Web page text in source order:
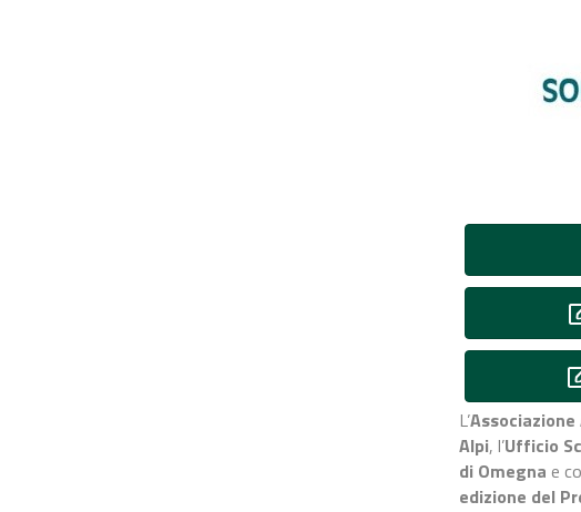
L’Associazione
Alpi, l’Ufficio
di Omegna e
edizione del